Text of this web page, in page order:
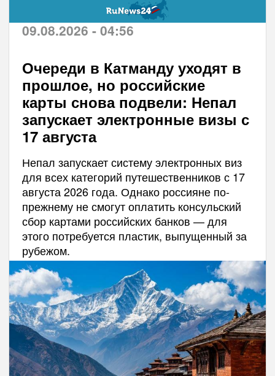
09.08.2026 - 04:56
Очереди в Катманду уходят в
прошлое, но российские
карты снова подвели: Непал
запускает электронные визы с
17 августа
Непал запускает систему электронных виз
для всех категорий путешественников с 17
августа 2026 года. Однако россияне по-
прежнему не смогут оплатить консульский
сбор картами российских банков — для
этого потребуется пластик, выпущенный за
рубежом.